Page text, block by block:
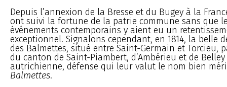
Depuis l’annexion de la Bresse et du Bugey à la
ont suivi la fortune de la patrie commune sans que
événements contemporains y aient eu un
exceptionnel. Signalons cependant, en 1814, la belle
des Balmettes, situé entre Saint-Germain et Torcieu,
du canton de Saint-Piambert, d’Ambérieu et de
autrichienne, défense qui leur valut le nom bien
Balmettes.